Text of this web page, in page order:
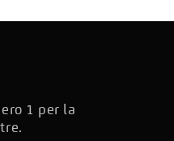
1 per la